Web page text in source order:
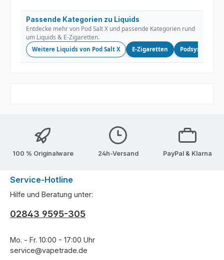
Passende Kategorien zu Liquids
Entdecke mehr von Pod Salt X und passende Kategorien rund
um Liquids & E-Zigaretten.
Weitere Liquids von Pod Salt X E-Zigaretten Podsysteme
100 % Originalware 24h-Versand PayPal & Klarna
Service-Hotline
Hilfe und Beratung unter:
02843 9595-305
Mo. - Fr. 10:00 - 17:00 Uhr
service@vapetrade.de